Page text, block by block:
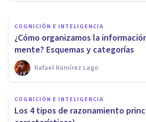
COGNICIÓN E INTELIGENCIA
​¿Cómo organizamos la
mente? Esquemas y categorías
Rafael Ramírez Lago
COGNICIÓN E INTELIGENCIA
Los 4 tipos de razonamiento